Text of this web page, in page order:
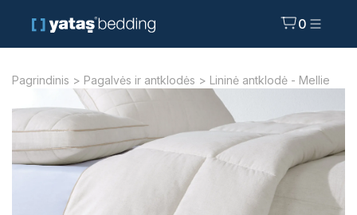
0
Pagrindinis > Pagalvės ir antklodės > Lininė antklodė - Mellie